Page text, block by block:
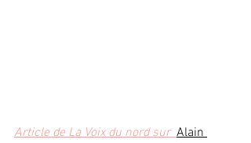
Article de La Voix du nord sur Alain